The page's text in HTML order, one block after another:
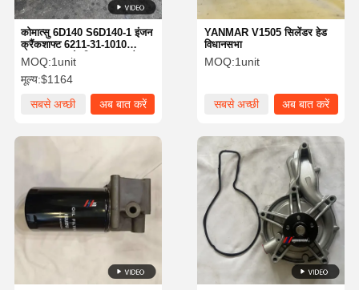
YANMAR V1505 सिलेंडर हेड
विधानसभा
MOQ:1unit
सबसे अच्छी
अब बात करें
कोमात्सु 6D140 S6D140-1 इंजन
क्रैंकशाफ्ट 6211-31-1010
WA500-1L के लिए उपयुक्त है
MOQ:1unit
मूल्य:$1164
सबसे अच्छी
अब बात करें